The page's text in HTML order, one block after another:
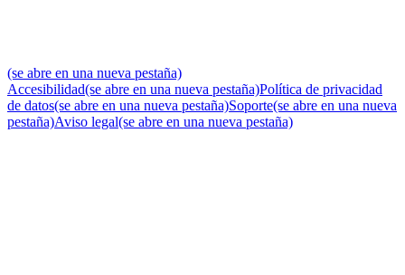
(se abre en una nueva pestaña)
Accesibilidad(se abre en una nueva pestaña)Política de privacidad
de datos(se abre en una nueva pestaña)Soporte(se abre en una nueva
pestaña)Aviso legal(se abre en una nueva pestaña)